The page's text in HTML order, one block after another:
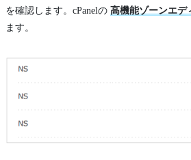
を確認します。cPanelの 高機能ゾーンエデ
ます。